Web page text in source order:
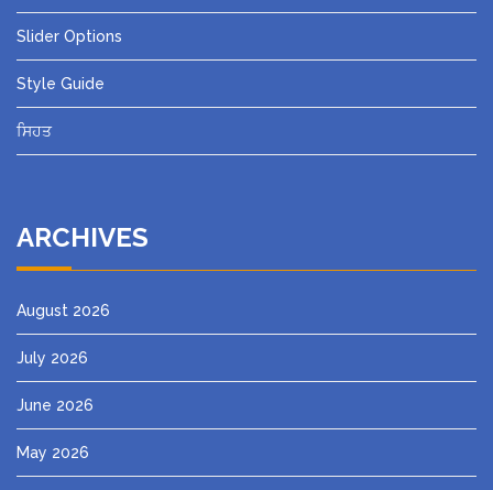
Slider Options
Style Guide
ਸਿਹਤ
ARCHIVES
August 2026
July 2026
June 2026
May 2026